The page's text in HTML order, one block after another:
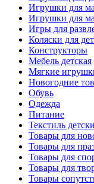
Игрушки для
Игрушки для
Игры для
Коляски для
Конструкторы
Мебель детская
Мягкие
Новогодние
Обувь
Одежда
Питание
Текстиль
Товары для
Товары для
Товары для
Товары для
Товары